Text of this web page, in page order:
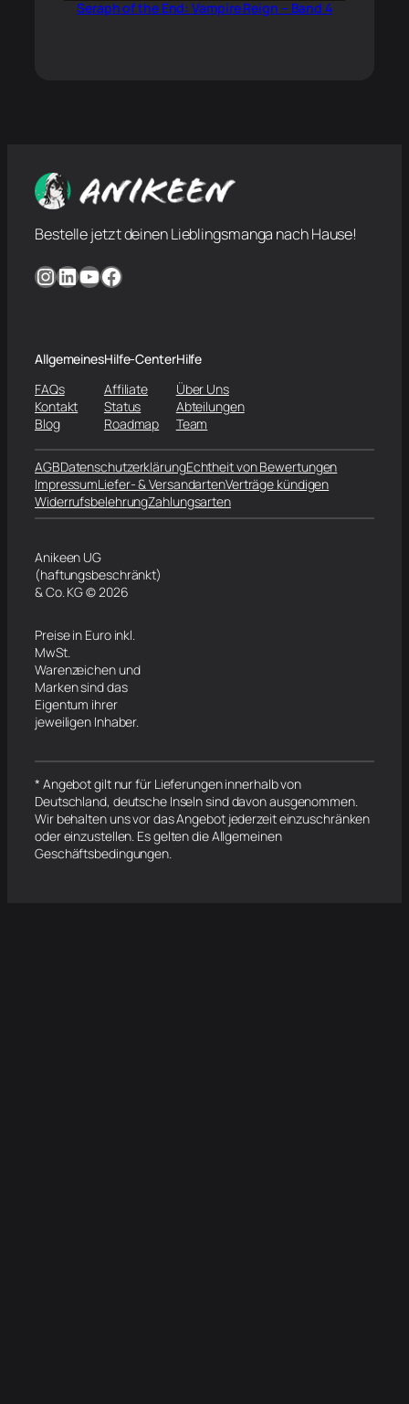
Seraph of the End: Vampire Reign – Band 4
Bestelle jetzt deinen Lieblingsmanga nach Hause!
InstagramLinkedIn YouTube Facebook
Allgemeines
FAQs
Kontakt
Blog
Hilfe-Center
Affiliate
Status
Roadmap
Hilfe
Über Uns
Abteilungen
Team
AGBDatenschutzerklärungEchtheit von Bewertungen
ImpressumLiefer- & VersandartenVerträge kündigen
WiderrufsbelehrungZahlungsarten
Anikeen UG
(haftungsbeschränkt)
& Co. KG © 2026
Preise in Euro inkl.
MwSt.
Warenzeichen und
Marken sind das
Eigentum ihrer
jeweiligen Inhaber.
* Angebot gilt nur für Lieferungen innerhalb von
Deutschland, deutsche Inseln sind davon ausgenommen.
Wir behalten uns vor das Angebot jederzeit einzuschränken
oder einzustellen. Es gelten die Allgemeinen
Geschäftsbedingungen.